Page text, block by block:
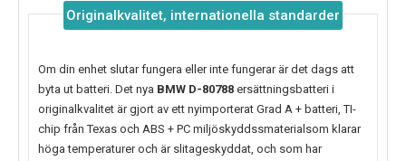
Originalkvalitet, internationella standarder
Om din enhet slutar fungera eller inte fungerar är det dags att
byta ut batteri. Det nya BMW D-80788 ersättningsbatteri i
originalkvalitet är gjort av ett nyimporterat Grad A + batteri, TI-
chip från Texas och ABS + PC miljöskyddssmaterialsom klarar
höga temperaturer och är slitageskyddat, och som har